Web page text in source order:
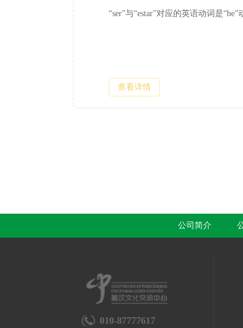
“ser”与“estar”对应的英语动词是
查看详情
公司简介
010-87777617